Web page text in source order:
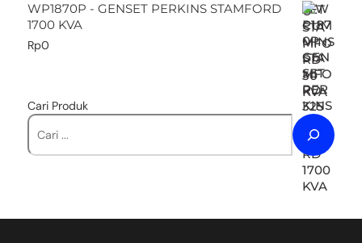
WP1870P - GENSET PERKINS STAMFORD
1700 KVA
Rp0
Cari Produk